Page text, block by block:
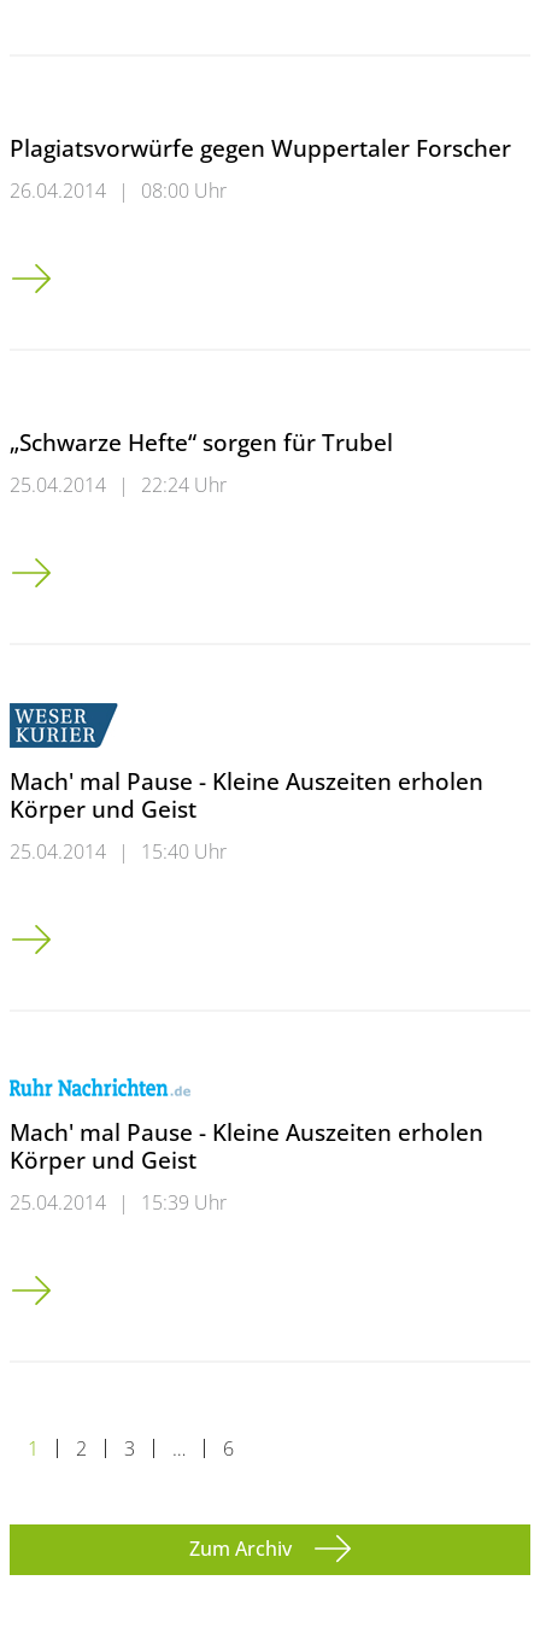
Plagiatsvorwürfe gegen Wuppertaler Forscher
26.04.2014 | 08:00 Uhr
Plagiatsvorwürfe gegen Wuppertaler Forscher
„Schwarze Hefte“ sorgen für Trubel
25.04.2014 | 22:24 Uhr
„Schwarze Hefte“ sorgen für Trubel
Mach' mal Pause - Kleine Auszeiten erholen
Körper und Geist
25.04.2014 | 15:40 Uhr
Mach' mal Pause - Kleine Auszeiten erholen Körper und Geist
Mach' mal Pause - Kleine Auszeiten erholen
Körper und Geist
25.04.2014 | 15:39 Uhr
Mach' mal Pause - Kleine Auszeiten erholen Körper und Geist
1 2 3 … 6
Zum Archiv